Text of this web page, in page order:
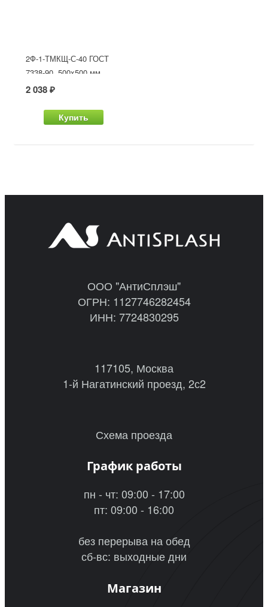
2Ф-1-ТМКЩ-С-40 ГОСТ
7338-90, 500x500 мм
2 038 ₽
Купить
ООО "АнтиСплэш"
ОГРН: 1127746282454
ИНН: 7724830295
117105, Москва
1-й Нагатинский проезд, 2с2
Схема проезда
График работы
пн - чт: 09:00 - 17:00
пт: 09:00 - 16:00
без перерыва на обед
сб-вс: выходные дни
Магазин